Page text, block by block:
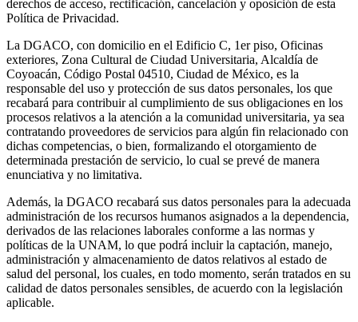
derechos de acceso, rectificación, cancelación y oposición de esta
Política de Privacidad.
La DGACO, con domicilio en el Edificio C, 1er piso, Oficinas
exteriores, Zona Cultural de Ciudad Universitaria, Alcaldía de
Coyoacán, Código Postal 04510, Ciudad de México, es la
responsable del uso y protección de sus datos personales, los que
recabará para contribuir al cumplimiento de sus obligaciones en los
procesos relativos a la atención a la comunidad universitaria, ya sea
contratando proveedores de servicios para algún fin relacionado con
dichas competencias, o bien, formalizando el otorgamiento de
determinada prestación de servicio, lo cual se prevé de manera
enunciativa y no limitativa.
Además, la DGACO recabará sus datos personales para la adecuada
administración de los recursos humanos asignados a la dependencia,
derivados de las relaciones laborales conforme a las normas y
políticas de la UNAM, lo que podrá incluir la captación, manejo,
administración y almacenamiento de datos relativos al estado de
salud del personal, los cuales, en todo momento, serán tratados en su
calidad de datos personales sensibles, de acuerdo con la legislación
aplicable.